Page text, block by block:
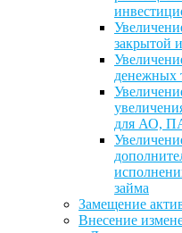
закрытой
денежных
для АО,
займа
Замещение
Внесение